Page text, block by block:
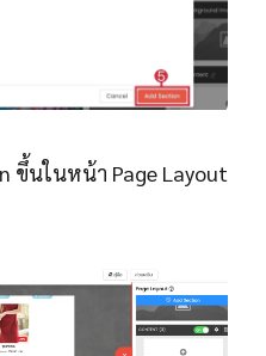
ขึ้นในหน้า Page Layout